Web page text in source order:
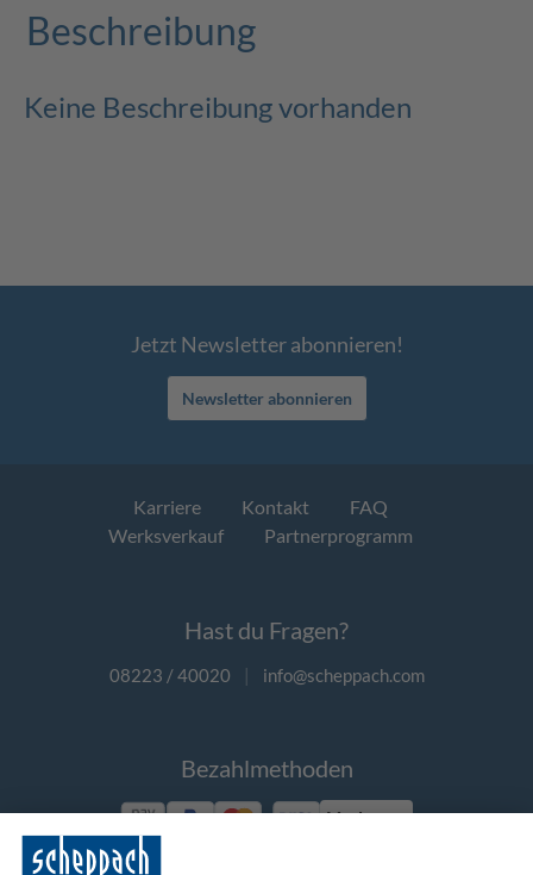
Beschreibung
Keine Beschreibung vorhanden
Jetzt Newsletter abonnieren!
Newsletter abonnieren
Karriere Kontakt
FAQ
Werksverkauf
Partnerprogramm
Hast du Fragen?
08223 / 40020 | info@scheppach.com
Bezahlmethoden
Vorkasse